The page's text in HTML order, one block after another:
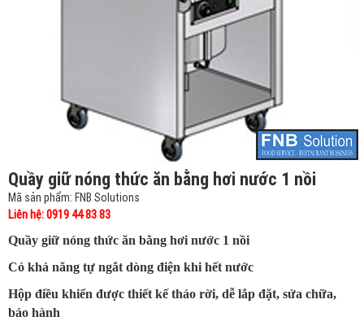
Quầy giữ nóng thức ăn bằng hơi nước 1 nồi
Mã sản phẩm: FNB Solutions
Liên hệ: 0919 44 83 83
Quầy giữ nóng thức ăn bằng hơi nước 1 nồi
Có khả năng tự ngắt dòng điện khi hết nước
Hộp điều khiển được thiết kế tháo rời, dễ lắp đặt, sửa chữa,
bảo hành